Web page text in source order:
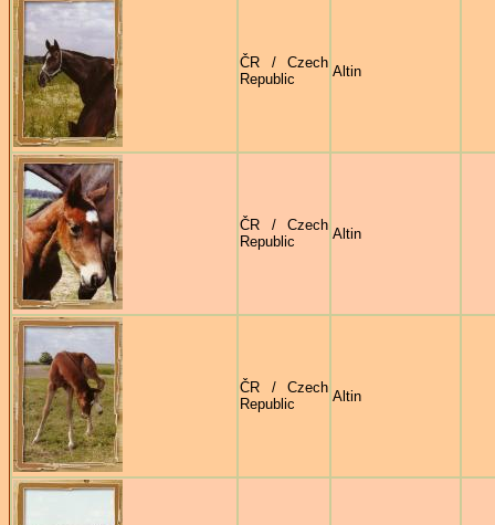
ČR / Czech
Republic
Altin
ČR / Czech
Republic
Altin
ČR / Czech
Republic
Altin